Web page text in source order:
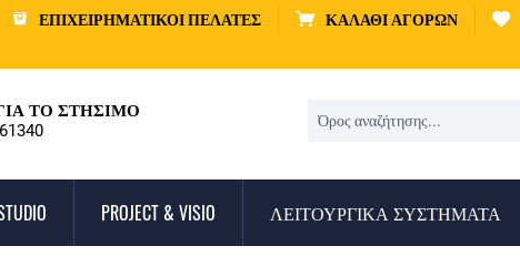
ΕΠΙΧΕΙΡΗΜΑΤΙΚΟΊ ΠΕΛΆΤΕΣ ΚΑΛΆΘΙ ΑΓΟΡΏΝ
ΤΟ ΣΤΉΣΙΜΟ
PROJECT & VISIO ΛΕΙΤΟΥΡΓΙΚΆ ΣΥΣΤΉΜΑΤΑ